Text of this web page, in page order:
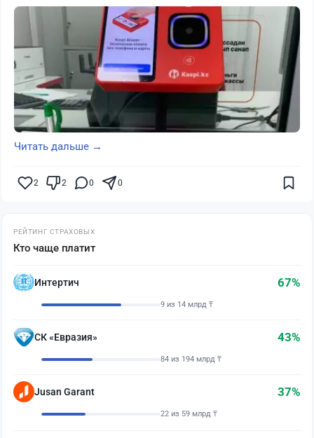
Читать дальше →
2 2 0 0
РЕЙТИНГ СТРАХОВЫХ
Кто чаще платит
Интертич 67%
9 из 14 млрд ₸
СК «Евразия» 43%
84 из 194 млрд ₸
Jusan Garant 37%
22 из 59 млрд ₸